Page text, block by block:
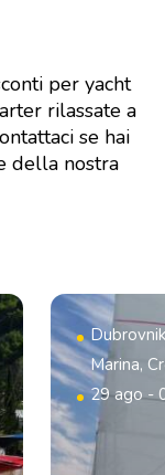
per yacht
rilassate a
se hai
della nostra
Marina,
29 ago -